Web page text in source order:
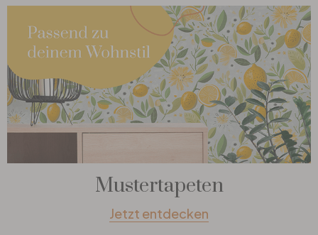
Mustertapeten
Jetzt entdecken